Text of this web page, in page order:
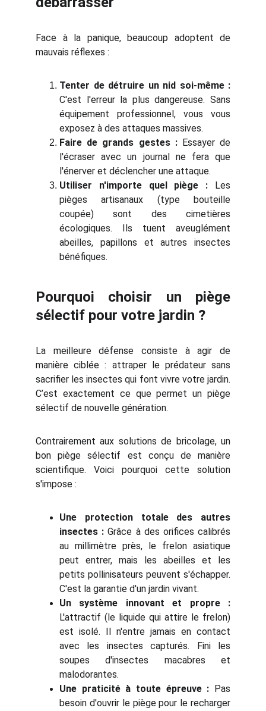
Face à la panique, beaucoup adoptent de
mauvais réflexes :
Tenter de détruire un nid soi-même :
C'est l'erreur la plus dangereuse. Sans
équipement professionnel, vous vous
exposez à des attaques massives.
Faire de grands gestes :Essayer de
l'écraser avec un journal ne fera que
l'énerver et déclencher une attaque.
Utiliser n'importe quel piège : Les
pièges artisanaux (type bouteille
coupée) sont des cimetières
écologiques. Ils tuent aveuglément
abeilles, papillons et autres insectes
bénéfiques.
Pourquoi choisir un piège
sélectif pour votre jardin ?
La meilleure défense consiste à agir de
manière ciblée : attraper le prédateur sans
sacrifier les insectes qui font vivre votre jardin.
C’est exactement ce que permet un piège
sélectif de nouvelle génération.
Contrairement aux solutions de bricolage, un
bon piège sélectif est conçu de manière
scientifique. Voici pourquoi cette solution
s'impose :
Une protection totale des autres
insectes : Grâce à des orifices calibrés
au millimètre près, le frelon asiatique
peut entrer, mais les abeilles et les
petits pollinisateurs peuvent s'échapper.
C'est la garantie d'un jardin vivant.
Un système innovant et propre :
L'attractif (le liquide qui attire le frelon)
est isolé. Il n'entre jamais en contact
avec les insectes capturés. Fini les
soupes d'insectes macabres et
malodorantes.
Une praticité à toute épreuve : Pas
besoin d'ouvrir le piège pour le recharger